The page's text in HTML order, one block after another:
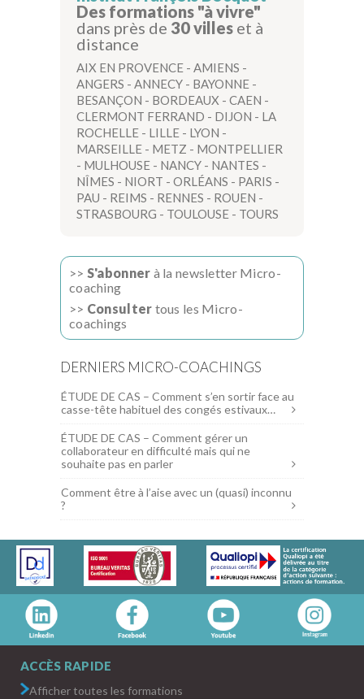
Des formations "à vivre"
dans près de 30 villes et à
distance
AIX EN PROVENCE - AMIENS -
ANGERS - ANNECY - BAYONNE -
BESANÇON - BORDEAUX - CAEN -
CLERMONT FERRAND - DIJON - LA
ROCHELLE - LILLE - LYON -
MARSEILLE - METZ - MONTPELLIER
- MULHOUSE - NANCY - NANTES -
NÎMES - NIORT - ORLÉANS - PARIS -
PAU - REIMS - RENNES - ROUEN -
STRASBOURG - TOULOUSE - TOURS
>> S'abonner à la newsletter Micro-
coaching
>> Consulter tous les Micro-
coachings
DERNIERS MICRO-COACHINGS
ÉTUDE DE CAS – Comment s’en sortir face au
casse-tête habituel des congés estivaux…
ÉTUDE DE CAS – Comment gérer un
collaborateur en difficulté mais qui ne
souhaite pas en parler
Comment être à l’aise avec un (quasi) inconnu
?
ACCÈS RAPIDE
Afficher toutes les formations